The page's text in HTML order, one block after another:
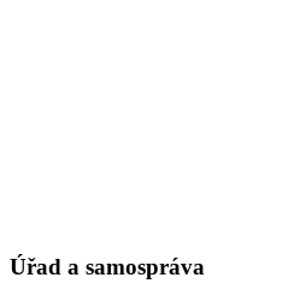
Úřad a samospráva